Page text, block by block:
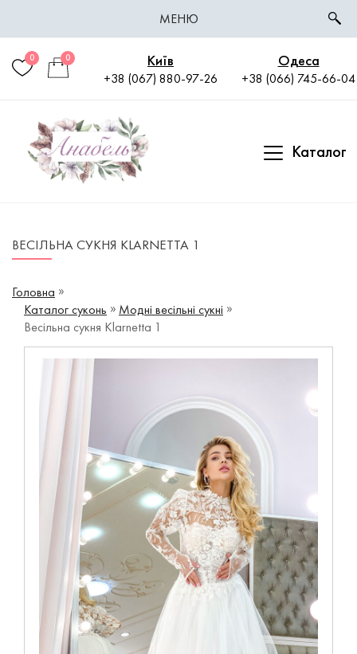
МЕНЮ
Київ
+38 (067) 880-97-26
Одеса
+38 (066) 745-66-04
0 0
Каталог
ВЕСІЛЬНА СУКНЯ KLARNETTA 1
Головна
Каталог суконь
Модні весільні сукні
Весільна сукня Klarnetta 1